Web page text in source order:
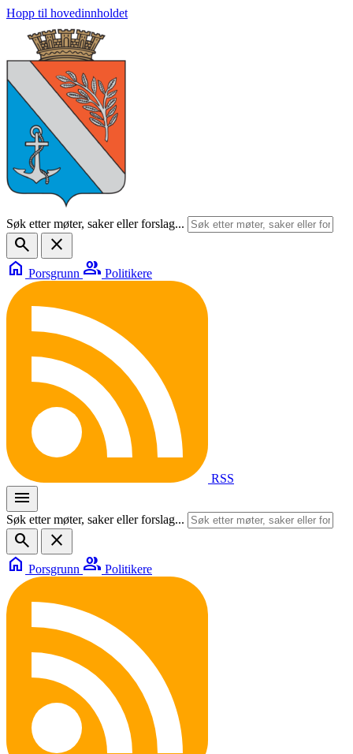
Hopp til hovedinnholdet
Søk etter møter, saker eller forslag...
search
close
home Porsgrunn group Politikere
RSS
menu
Søk etter møter, saker eller forslag...
search
close
home Porsgrunn group Politikere